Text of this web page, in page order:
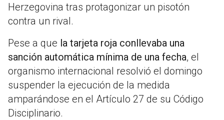
Herzegovina tras protagonizar un pisotón
contra un rival.
Pese a que la tarjeta roja conllevaba una
sanción automática mínima de una fecha, el
organismo internacional resolvió el domingo
suspender la ejecución de la medida
amparándose en el Artículo 27 de su Código
Disciplinario.